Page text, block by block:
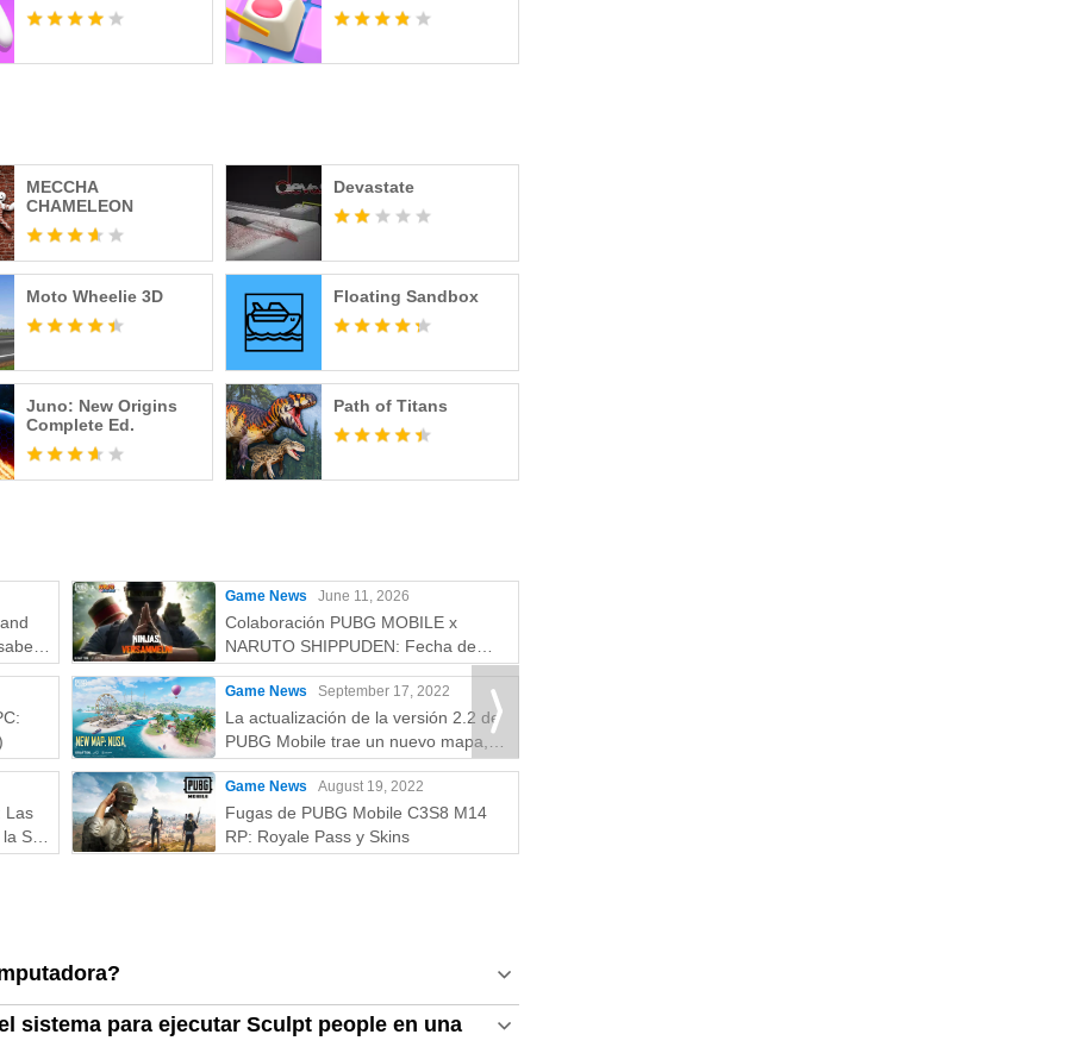
MECCHA
CHAMELEON
Devastate
Moto Wheelie 3D Floating Sandbox
Juno: New Origins
Complete Ed.
Path of Titans
Las
S a
Game News June 11, 2026
Colaboración PUBG MOBILE x
NARUTO SHIPPUDEN: Fecha de
lanzamiento y recompensas gratuitas
Game News September 17, 2022
La actualización de la versión 2.2 de
PUBG Mobile trae un nuevo mapa,
modos y más
Game News August 19, 2022
Fugas de PUBG Mobile C3S8 M14
RP: Royale Pass y Skins
sistema para ejecutar Sculpt people en una